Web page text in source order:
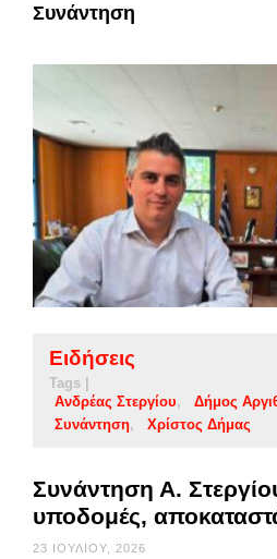
Συνάντηση
Ειδήσεις
Tags |
Ανδρέας Στεργίου
Δήμος
Συνάντηση
Χρίστος Δήμας
Συνάντηση Α.
υποδομές,
23 ΙΟΥΛΊΟΥ, 2026